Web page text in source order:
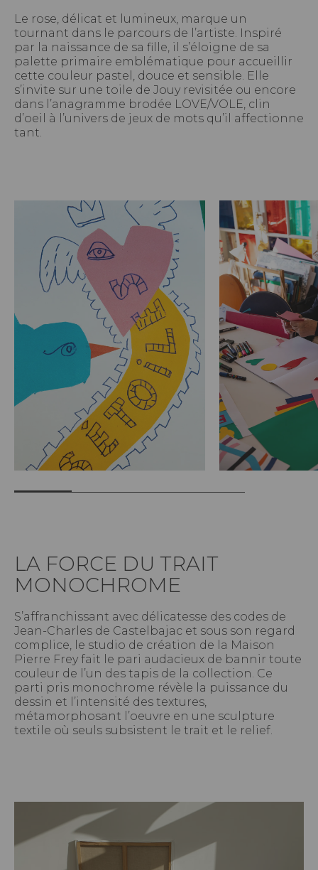
Le rose, délicat et lumineux, marque un
tournant dans le parcours de l’artiste. Inspiré
par la naissance de sa fille, il s’éloigne de sa
palette primaire emblématique pour accueillir
cette couleur pastel, douce et sensible. Elle
s’invite sur une toile de Jouy revisitée ou encore
dans l’anagramme brodée LOVE/VOLE, clin
d’oeil à l’univers de jeux de mots qu’il affectionne
tant.
LA FORCE DU TRAIT
MONOCHROME
S’affranchissant avec délicatesse des codes de
Jean-Charles de Castelbajac et sous son regard
complice, le studio de création de la Maison
Pierre Frey fait le pari audacieux de bannir toute
couleur de l’un des tapis de la collection. Ce
parti pris monochrome révèle la puissance du
dessin et l’intensité des textures,
métamorphosant l’oeuvre en une sculpture
textile où seuls subsistent le trait et le relief.